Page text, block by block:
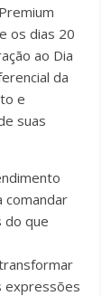
os dias 20
ao Dia
da
e
suas
comandar
do que
expressões